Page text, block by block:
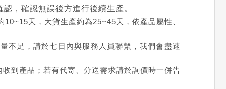
，確認無誤後方進行後續生產。
天，大貨生產約為25~45天，依產品屬性、
不足，請於七日內與服務人員聯繫，我們會盡速
到產品；若有代寄、分送需求請於詢價時一併告